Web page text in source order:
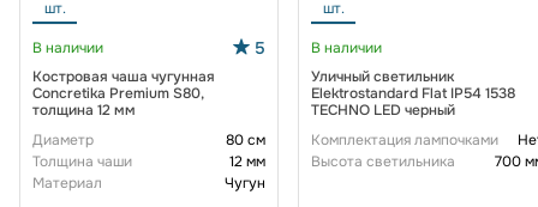
шт.
В наличии 5
Костровая чаша чугунная
Concretika Premium S80,
толщина 12 мм
Диаметр
80 см
Толщина чаши
12 мм
Материал
Чугун
шт.
В наличии
Уличный светильник
Elektrostandard Flat IP54 1538
TECHNO LED черный
Комплектация лампочками
Высота светильника
700